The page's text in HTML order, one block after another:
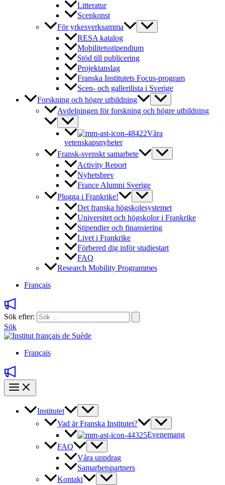
Litteratur
Scenkonst
För yrkesverksamma
RESA katalog
Mobilitetsstipendium
Stöd till publicering
Projektanslag
Franska Institutets Focus-program
Scen- och gallerilista i Sverige
Forskning och högre utbildning
Avdelningen för forskning och högre utbildning
Våra
vetenskapsnyheter
Fransk-svenskt samarbete
Activity Report
Nyhetsbrev
France Alumni Sverige
Plugga i Frankrike!
Det franska högskolesystemet
Universitet och högskolor i Frankrike
Stipendier och finansiering
Livet i Frankrike
Förbered dig inför studiestart
FAQ
Research Mobility Programmes
Français
Sök efter:
Sök
Français
Institutet
Vad är Franska Institutet?
Evenemang
FAQ
Våra uppdrag
Samarbetspartners
Kontakt